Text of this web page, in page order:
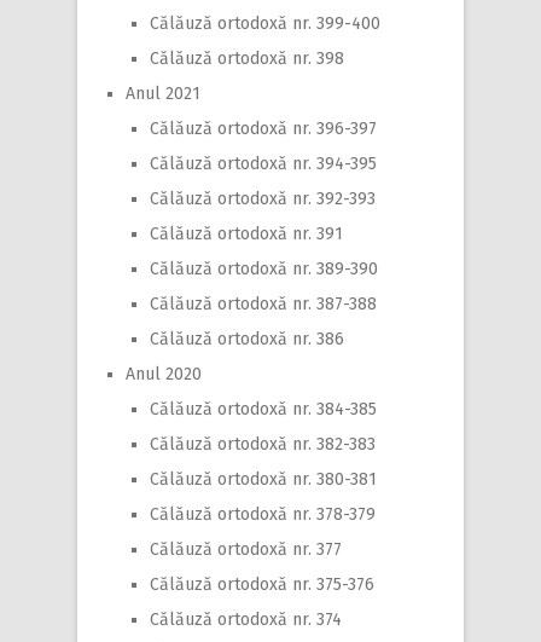
Călăuză ortodoxă nr. 399-400
Călăuză ortodoxă nr. 398
Anul 2021
Călăuză ortodoxă nr. 396-397
Călăuză ortodoxă nr. 394-395
Călăuză ortodoxă nr. 392-393
Călăuză ortodoxă nr. 391
Călăuză ortodoxă nr. 389-390
Călăuză ortodoxă nr. 387-388
Călăuză ortodoxă nr. 386
Anul 2020
Călăuză ortodoxă nr. 384-385
Călăuză ortodoxă nr. 382-383
Călăuză ortodoxă nr. 380-381
Călăuză ortodoxă nr. 378-379
Călăuză ortodoxă nr. 377
Călăuză ortodoxă nr. 375-376
Călăuză ortodoxă nr. 374